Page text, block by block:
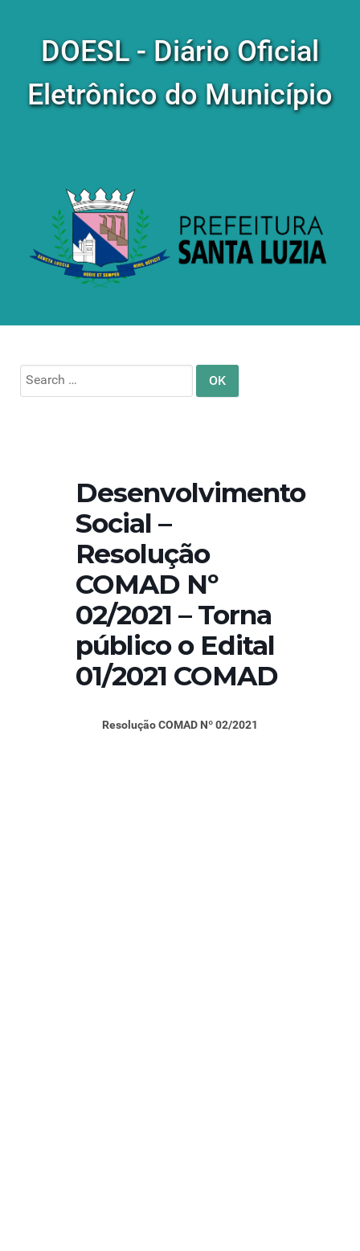
DOESL - Diário Oficial
Eletrônico do Município
Search
for:
Desenvolvimento
Social –
Resolução
COMAD Nº
02/2021 – Torna
público o Edital
01/2021 COMAD
Resolução COMAD Nº 02/2021